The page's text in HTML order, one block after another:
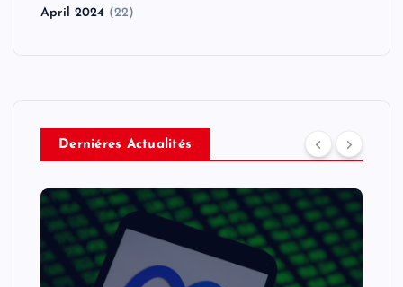
April 2024 (22)
Derniéres Actualités